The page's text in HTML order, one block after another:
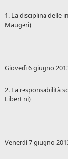
1. La disciplina delle
Maugeri)
Giovedì 6 giugno
2. La responsabilità
Libertini)
Venerdì 7 giugno